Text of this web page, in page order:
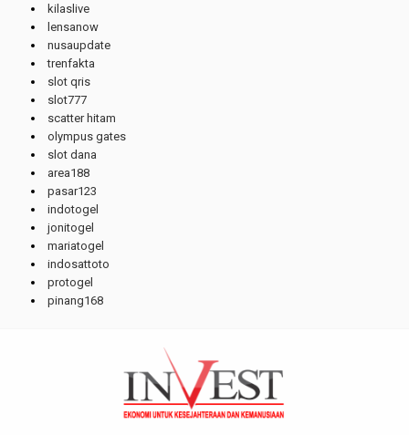
kilaslive
lensanow
nusaupdate
trenfakta
slot qris
slot777
scatter hitam
olympus gates
slot dana
area188
pasar123
indotogel
jonitogel
mariatogel
indosattoto
protogel
pinang168